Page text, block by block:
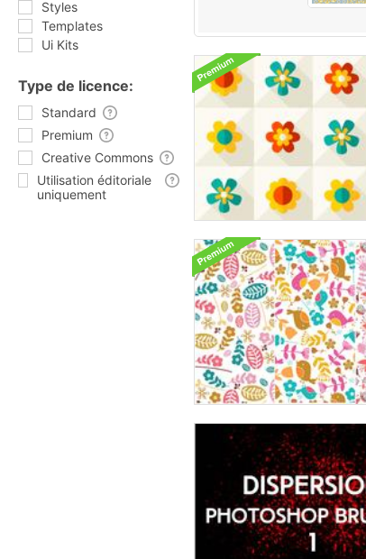
Styles
Templates
Ui Kits
Type de licence:
Standard
Premium
Creative Commons
Utilisation éditoriale
uniquement